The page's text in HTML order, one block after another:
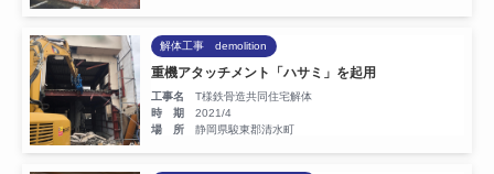
解体工事 demolition
‎重機アタッチメント「ハサミ」を起用
工事名
T様鉄骨造共同住宅解体
時 期
2021/4
場 所
静岡県駿東郡清水町